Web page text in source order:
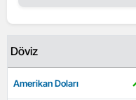
Döviz
Amerikan Doları